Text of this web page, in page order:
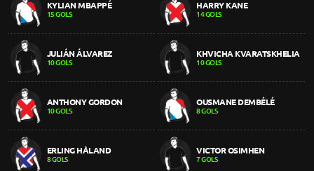
KYLIAN MBAPPÉ
15 GOLS
HARRY KANE
14 GOLS
JULIÁN ÁLVAREZ
10 GOLS
KHVICHA KVARATSKHELIA
10 GOLS
ANTHONY GORDON
10 GOLS
OUSMANE DEMBÉLÉ
8 GOLS
ERLING HÅLAND
8 GOLS
VICTOR OSIMHEN
7 GOLS